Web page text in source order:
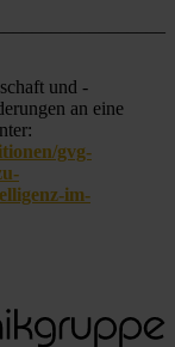
und -
an eine
gvg-
im-